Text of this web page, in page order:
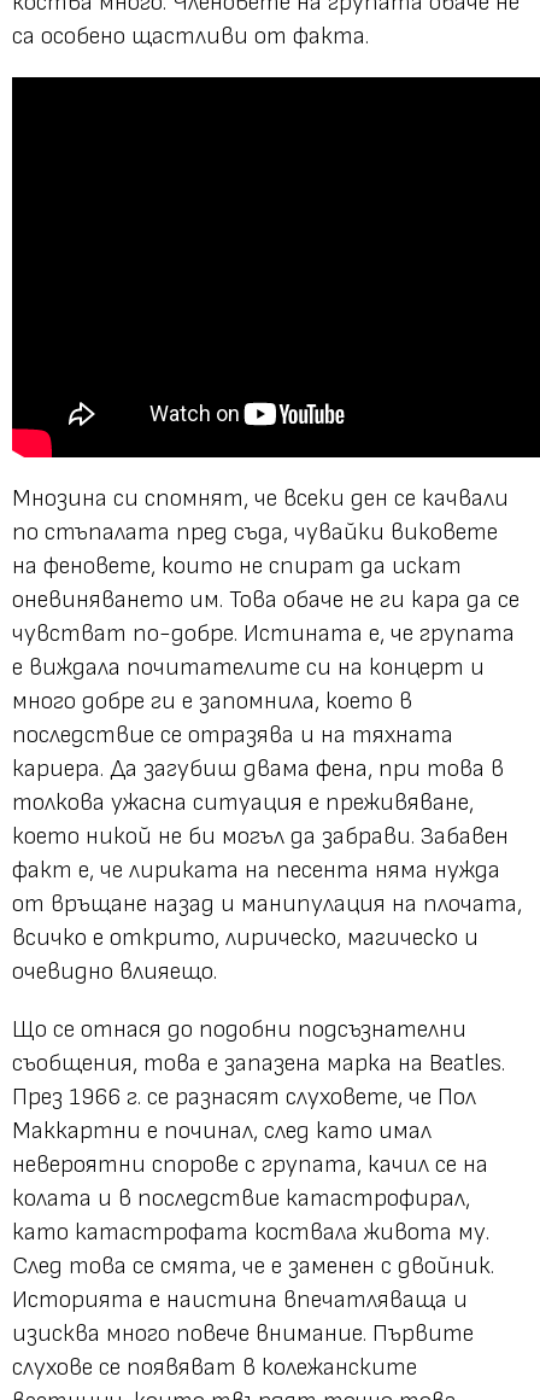
са особено щастливи от факта.
Мнозина си спомнят, че всеки ден се качвали
по стъпалата пред съда, чувайки виковете
на феновете, които не спират да искат
оневиняването им. Това обаче не ги кара да се
чувстват по-добре. Истината е, че групата
е виждала почитателите си на концерт и
много добре ги е запомнила, което в
последствие се отразява и на тяхната
кариера. Да загубиш двама фена, при това в
толкова ужасна ситуация е преживяване,
което никой не би могъл да забрави. Забавен
факт е, че лириката на песента няма нужда
от връщане назад и манипулация на плочата,
всичко е открито, лирическо, магическо и
очевидно влияещо.
Що се отнася до подобни подсъзнателни
съобщения, това е запазена марка на Beatles.
През 1966 г. се разнасят слуховете, че Пол
Маккартни е починал, след като имал
невероятни спорове с групата, качил се на
колата и в последствие катастрофирал,
като катастрофата коствала живота му.
След това се смята, че е заменен с двойник.
Историята е наистина впечатляваща и
изисква много повече внимание. Първите
слухове се появяват в колежанските